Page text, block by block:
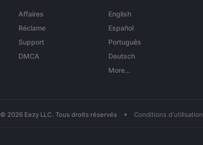
Affaires
Réclame
Support
DMCA
English
Español
Português
Deutsch
More...
© 2026 Eezy LLC. Tous droits réservés • Conditions d'utilisation